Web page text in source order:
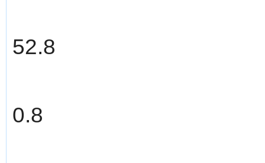
52.8
0.8